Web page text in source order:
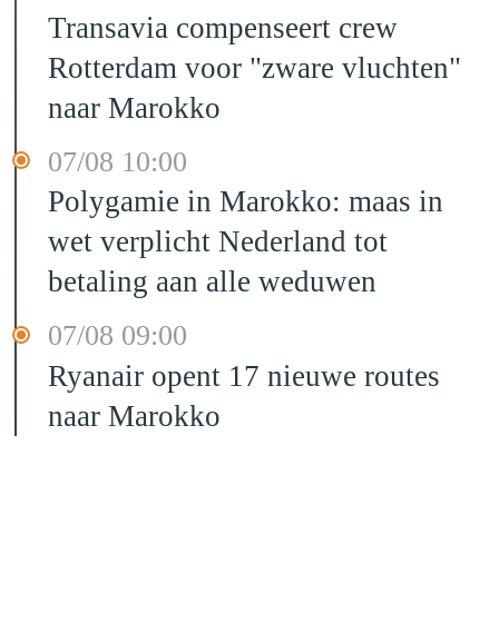
Transavia compenseert crew
Rotterdam voor "zware vluchten"
naar Marokko
07/08 10:00
Polygamie in Marokko: maas in
wet verplicht Nederland tot
betaling aan alle weduwen
07/08 09:00
Ryanair opent 17 nieuwe routes
naar Marokko